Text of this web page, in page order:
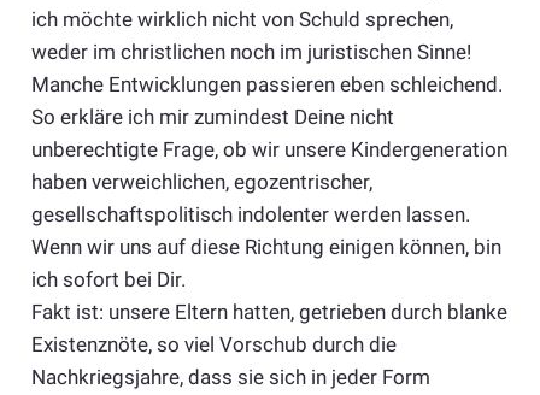
ich möchte wirklich nicht von Schuld sprechen,
weder im christlichen noch im juristischen Sinne!
Manche Entwicklungen passieren eben schleichend.
So erkläre ich mir zumindest Deine nicht
unberechtigte Frage, ob wir unsere Kindergeneration
haben verweichlichen, egozentrischer,
gesellschaftspolitisch indolenter werden lassen.
Wenn wir uns auf diese Richtung einigen können, bin
ich sofort bei Dir.
Fakt ist: unsere Eltern hatten, getrieben durch blanke
Existenznöte, so viel Vorschub durch die
Nachkriegsjahre, dass sie sich in jeder Form